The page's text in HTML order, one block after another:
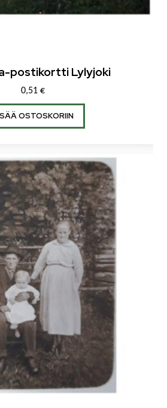
postikortti Lylyjoki
0,51 €
OSTOSKORIIN